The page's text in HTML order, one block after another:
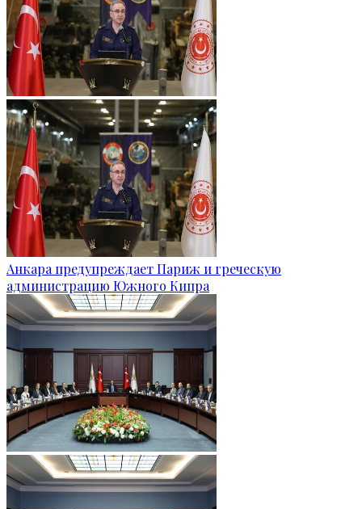
Анкара предупреждает Париж и греческую
администрацию Южного Кипра